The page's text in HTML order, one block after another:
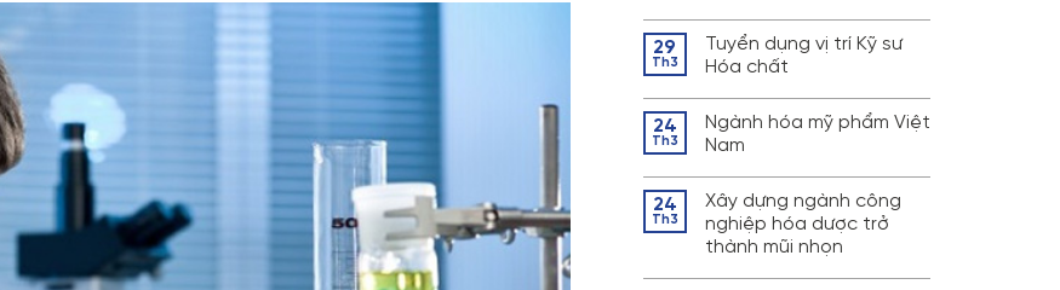
29
Th3
Tuyển dụng vị trí Kỹ sư
Hóa chất
24
Th3
Ngành hóa mỹ phẩm Việt
Nam
24
Th3
Xây dựng ngành công
nghiệp hóa dược trở
thành mũi nhọn